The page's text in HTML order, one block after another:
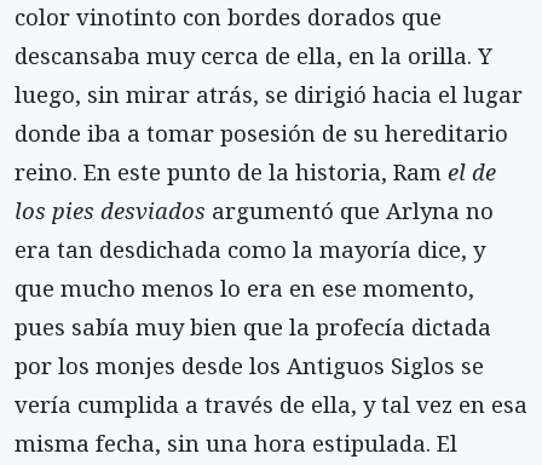
color vinotinto con bordes dorados que
descansaba muy cerca de ella, en la orilla. Y
luego, sin mirar atrás, se dirigió hacia el lugar
donde iba a tomar posesión de su hereditario
reino. En este punto de la historia, Ram el de
los pies desviados argumentó que Arlyna no
era tan desdichada como la mayoría dice, y
que mucho menos lo era en ese momento,
pues sabía muy bien que la profecía dictada
por los monjes desde los Antiguos Siglos se
vería cumplida a través de ella, y tal vez en esa
misma fecha, sin una hora estipulada. El